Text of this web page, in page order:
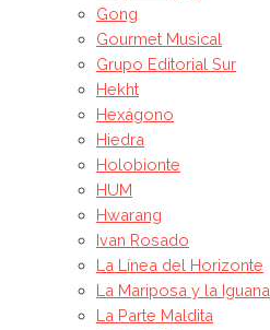
Gong
Gourmet Musical
Grupo Editorial Sur
Hekht
Hexágono
Hiedra
Holobionte
HUM
Hwarang
Ivan Rosado
La Línea del Horizonte
La Mariposa y la Iguana
La Parte Maldita